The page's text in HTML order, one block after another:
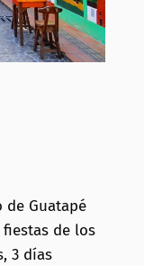
Guatapé
de los
3 días